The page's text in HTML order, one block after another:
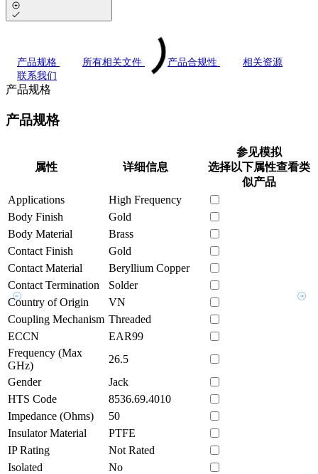
产品规格 所有相关文件 产品合规性
相关资源
联系我们
产品规格
产品规格
属性 详细信息
参见模拟
选择以下属性查看类
似产品
Applications
High Frequency
Body Finish
Gold
Body Material
Brass
Contact Finish
Gold
Contact Material
Beryllium Copper
Contact Termination
Solder
Country of Origin
VN
Coupling Mechanism Threaded
ECCN
EAR99
Frequency (Max
GHz)
26.5
Gender
Jack
HTS Code
8536.69.4010
Impedance (Ohms)
50
Insulator Material
PTFE
IP Rating
Not Rated
Isolated
No